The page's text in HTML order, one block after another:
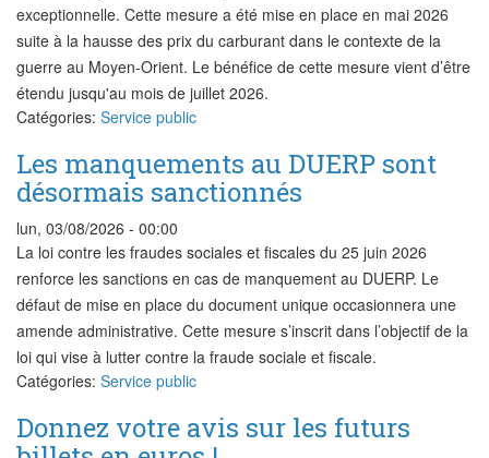
exceptionnelle. Cette mesure a été mise en place en mai 2026
suite à la hausse des prix du carburant dans le contexte de la
guerre au Moyen-Orient. Le bénéfice de cette mesure vient d’être
étendu jusqu'au mois de juillet 2026.
Catégories: Service public
Les manquements au DUERP sont
désormais sanctionnés
lun, 03/08/2026 - 00:00
La loi contre les fraudes sociales et fiscales du 25 juin 2026
renforce les sanctions en cas de manquement au DUERP. Le
défaut de mise en place du document unique occasionnera une
amende administrative. Cette mesure s’inscrit dans l’objectif de la
loi qui vise à lutter contre la fraude sociale et fiscale.
Catégories: Service public
Donnez votre avis sur les futurs